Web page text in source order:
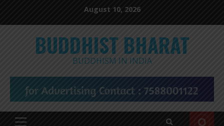
August 10, 2026
BUDDHIST BHARAT
BUDDHISM IN INDIA